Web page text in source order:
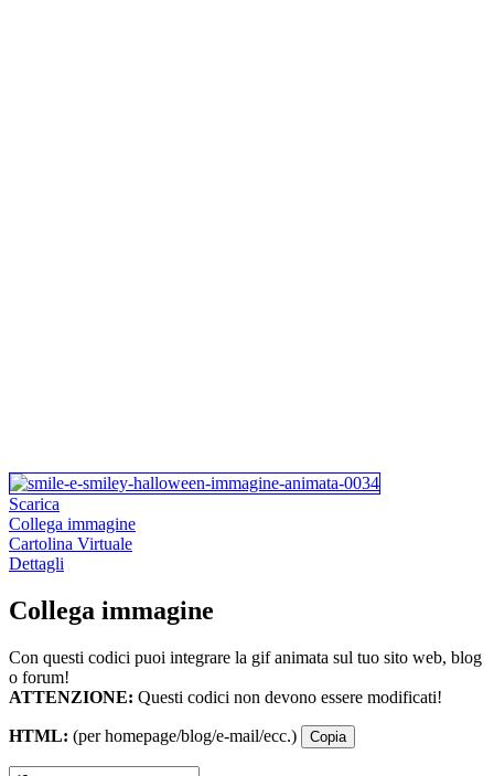
Scarica
Collega immagine
Cartolina Virtuale
Dettagli
Collega immagine
Con questi codici puoi integrare la gif animata sul tuo sito web, blog
o forum!
ATTENZIONE: Questi codici non devono essere modificati!
HTML: (per homepage/blog/e-mail/ecc.) Copia